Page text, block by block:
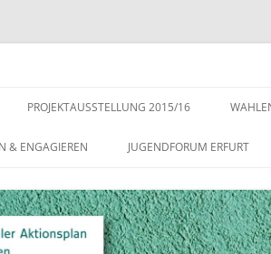
Inhalt
PROJEKTAUSSTELLUNG 2015/16
& ENGAGIEREN JUGENDFORUM ERFURT